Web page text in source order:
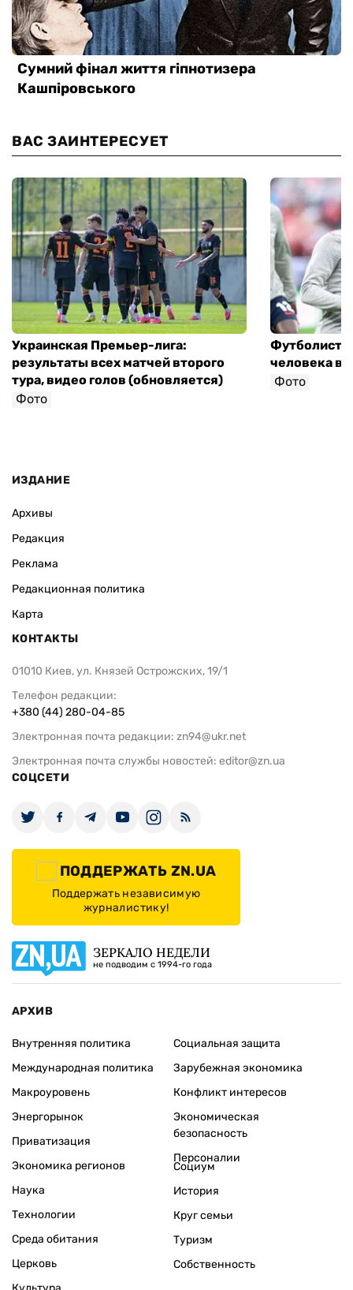
ВАС ЗАИНТЕРЕСУЕТ
Украинская Премьер-лига:
результаты всех матчей второго
тура, видео голов (обновляется)
Фото
Футболист
человека в
Фото
ИЗДАНИЕ
Архивы
Редакция
Реклама
Редакционная политика
Карта
КОНТАКТЫ
01010 Киев, ул. Князей Острожских, 19/1
Телефон редакции:
+380 (44) 280-04-85
Электронная почта редакции: zn94@ukr.net
Электронная почта службы новостей: editor@zn.ua
СОЦСЕТИ
ПОДДЕРЖАТЬ ZN.UA
Поддержать независимую
журналистику!
ЗЕРКАЛО НЕДЕЛИ
не подводим с 1994-го года
АРХИВ
Внутренняя политика
Международная политика
Макроуровень
Энергорынок
Приватизация
Экономика регионов
Социальная защита
Зарубежная экономика
Конфликт интересов
Экономическая
безопасность
Персоналии
Наука
Технологии
Среда обитания
Церковь
Социум
История
Круг семьи
Туризм
Собственность